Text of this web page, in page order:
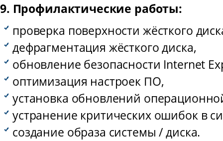
9. Профилактические работы:
проверка поверхности жёсткого
дефрагментация жёсткого диска,
обновление безопасности Internet
оптимизация настроек ПО,
установка обновлений
устранение критических ошибок в
создание образа системы / диска.